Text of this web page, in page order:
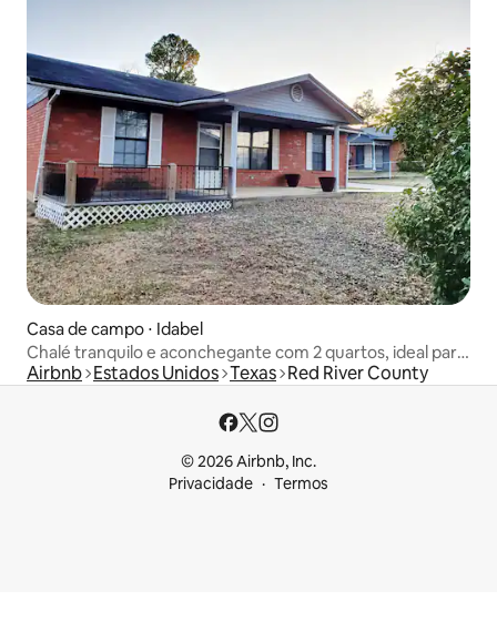
Casa de campo ⋅ Idabel
Chalé tranquilo e aconchegante com 2 quartos, ideal para
famílias.
Airbnb Estados Unidos Texas Red River County
© 2026 Airbnb, Inc.
Privacidade
Termos